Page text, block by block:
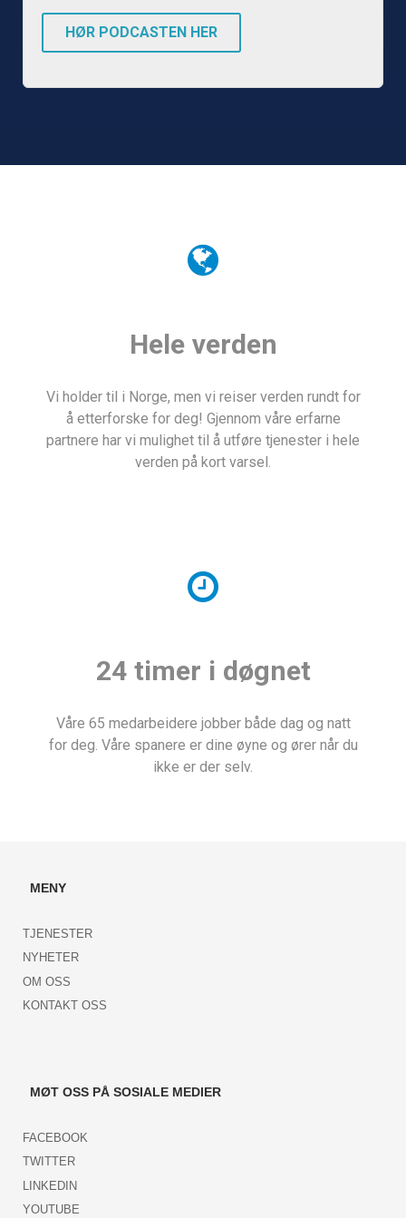
HØR PODCASTEN HER
Hele verden
Vi holder til i Norge, men vi reiser verden rundt for
å etterforske for deg! Gjennom våre erfarne
partnere har vi mulighet til å utføre tjenester i hele
verden på kort varsel.
24 timer i døgnet
Våre 65 medarbeidere jobber både dag og natt
for deg. Våre spanere er dine øyne og ører når du
ikke er der selv.
MENY
TJENESTER
NYHETER
OM OSS
KONTAKT OSS
MØT OSS PÅ SOSIALE MEDIER
FACEBOOK
TWITTER
LINKEDIN
YOUTUBE